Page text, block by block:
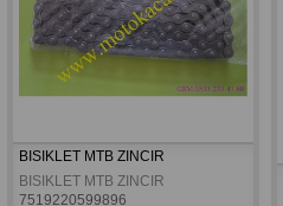
BISIKLET MTB ZINCIR
BISIKLET MTB ZINCIR
7519220599896